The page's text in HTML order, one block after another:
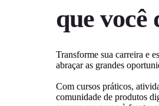
que você
Transforme sua carreira e
abraçar as grandes
Com cursos práticos,
comunidade de produtos